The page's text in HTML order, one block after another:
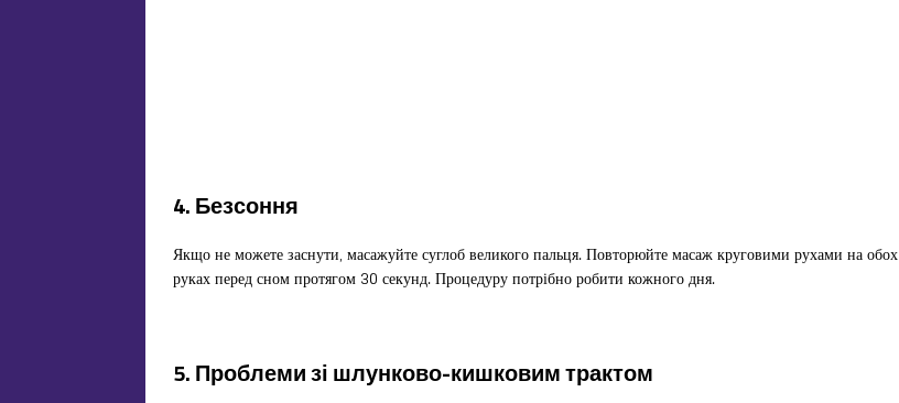
4. Безсоння
Якщо не можете заснути, масажуйте суглоб великого пальця. Повторюйте масаж круговими рухами на обох
руках перед сном протягом 30 секунд. Процедуру потрібно робити кожного дня.
5. Проблеми зі шлунково-кишковим трактом